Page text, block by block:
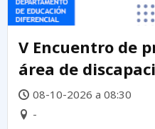
V Encuentro de
área de
múltiples 2026
08-10-2026 a 08:30
-